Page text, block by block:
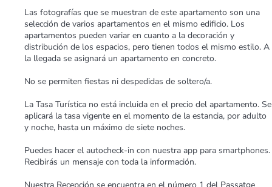
Las fotografías que se muestran de este apartamento son una
selección de varios apartamentos en el mismo edificio. Los
apartamentos pueden variar en cuanto a la decoración y
distribución de los espacios, pero tienen todos el mismo estilo. A
la llegada se asignará un apartamento en concreto.
No se permiten fiestas ni despedidas de soltero/a.
La Tasa Turística no está incluida en el precio del apartamento. Se
aplicará la tasa vigente en el momento de la estancia, por adulto
y noche, hasta un máximo de siete noches.
Puedes hacer el autocheck-in con nuestra app para smartphones.
Recibirás un mensaje con toda la información.